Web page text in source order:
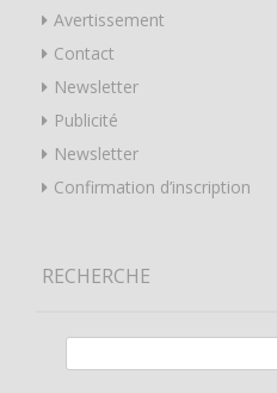
Avertissement
Contact
Newsletter
Publicité
Newsletter
Confirmation d’inscription
RECHERCHE